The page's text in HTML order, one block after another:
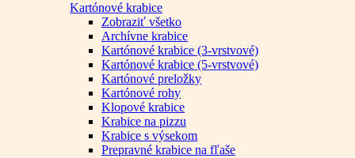
Kartónové krabice
Zobraziť všetko
Archívne krabice
Kartónové krabice (3-vrstvové)
Kartónové krabice (5-vrstvové)
Kartónové preložky
Kartónové rohy
Klopové krabice
Krabice na pizzu
Krabice s výsekom
Prepravné krabice na fľaše